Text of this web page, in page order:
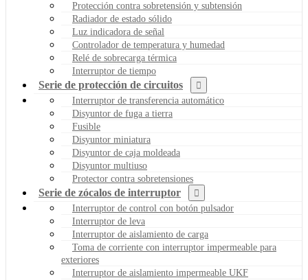
Protección contra sobretensión y subtensión
Radiador de estado sólido
Luz indicadora de señal
Controlador de temperatura y humedad
Relé de sobrecarga térmica
Interruptor de tiempo
Serie de protección de circuitos
Interruptor de transferencia automático
Disyuntor de fuga a tierra
Fusible
Disyuntor miniatura
Disyuntor de caja moldeada
Disyuntor multiuso
Protector contra sobretensiones
Serie de zócalos de interruptor
Interruptor de control con botón pulsador
Interruptor de leva
Interruptor de aislamiento de carga
Toma de corriente con interruptor impermeable para
exteriores
Interruptor de aislamiento impermeable UKF